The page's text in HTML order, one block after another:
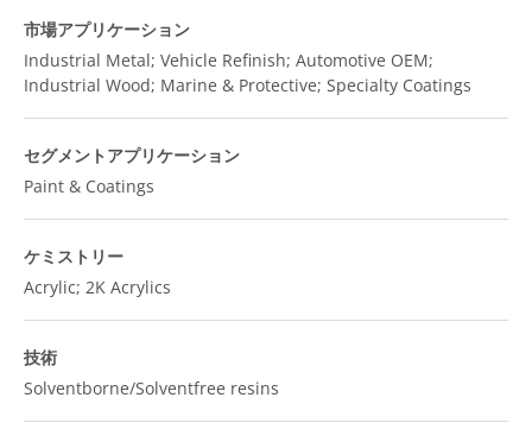
市場アプリケーション
Industrial Metal; Vehicle Refinish; Automotive OEM;
Industrial Wood; Marine & Protective; Specialty Coatings
セグメントアプリケーション
Paint & Coatings
ケミストリー
Acrylic; 2K Acrylics
技術
Solventborne/Solventfree resins